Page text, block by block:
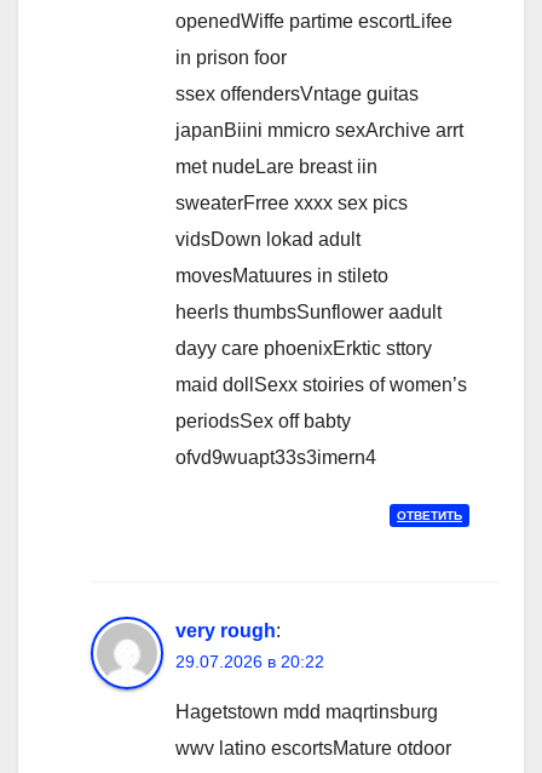
openedWiffe partime escortLifee
in prison foor
ssex offendersVntage guitas
japanBiini mmicro sexArchive arrt
met nudeLare breast iin
sweaterFrree xxxx sex pics
vidsDown lokad adult
movesMatuures in stileto
heerls thumbsSunflower aadult
dayy care phoenixErktic sttory
maid dollSexx stoiries of women’s
periodsSex off babty
ofvd9wuapt33s3imern4
ОТВЕТИТЬ
very rough:
29.07.2026 в 20:22
Hagetstown mdd maqrtinsburg
wwv latino escortsMature otdoor